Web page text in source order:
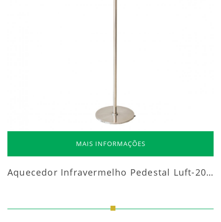
MAIS INFORMAÇÕES
Aquecedor Infravermelho Pedestal Luft-20000